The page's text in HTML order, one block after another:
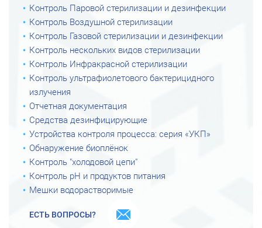
Контроль Паровой стерилизации и дезинфекции
Контроль Воздушной стерилизации
Контроль Газовой стерилизации и дезинфекции
Контроль нескольких видов стерилизации
Контроль Инфракрасной стерилизации
Контроль ультрафиолетового бактерицидного
излучения
Отчетная документация
Средства дезинфицирующие
Устройства контроля процесса: серия «УКП»
Обнаружение биоплёнок
Контроль "холодовой цепи"
Контроль рН и продуктов питания
Мешки водорастворимые
ЕСТЬ ВОПРОСЫ?